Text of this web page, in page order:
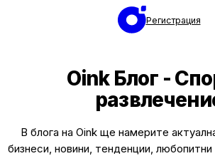
Регистрация
Oink Блог -
В блога на Oink ще намерите
бизнеси, новини, тенденции,